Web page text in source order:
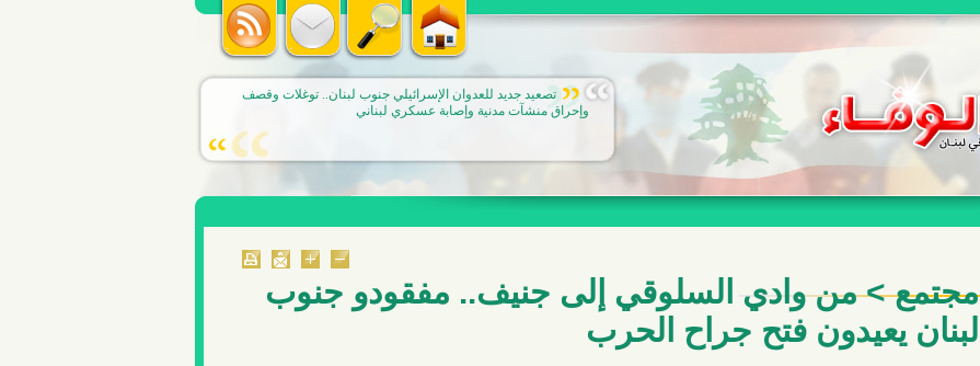
اجتماع في السرايا بحث مشروع تعديل الرسوم على المواد
المنتجة للنفايات البستاني: طرحنا تأمين إيرادات من مصادر أخرى
مجتمع > من وادي السلوقي إلى جنيف.. مفقودو جنوب
لبنان يعيدون فتح جراح الحرب